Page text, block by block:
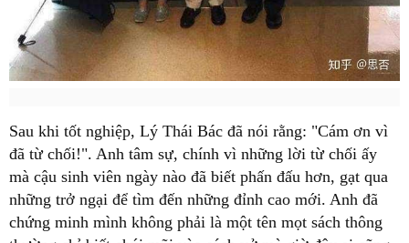
Sau khi tốt nghiệp, Lý Thái Bác đã nói rằng: "Cám ơn vì
đã từ chối!". Anh tâm sự, chính vì những lời từ chối ấy
mà cậu sinh viên ngày nào đã biết phấn đấu hơn, gạt qua
những trở ngại để tìm đến những đỉnh cao mới. Anh đã
chứng minh mình không phải là một tên mọt sách thông